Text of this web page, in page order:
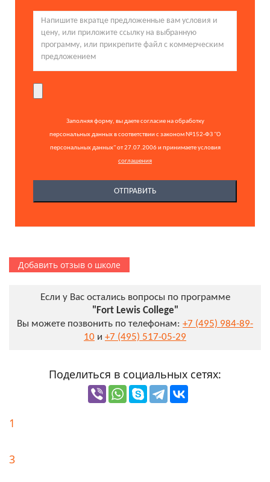
Заполняя форму, вы даете согласие на обработку
персональных данных в соответствии с законом №152-ФЗ "О
персональных данных" от 27.07.2006 и принимаете условия
соглашения
Добавить отзыв о школе
Если у Вас остались вопросы по программе
"Fort Lewis College"
Вы можете позвонить по телефонам: +7 (495) 984-89-
10 и +7 (495) 517-05-29
Поделиться в социальных сетях:
1
3